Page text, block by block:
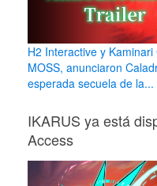
H2 Interactive y
MOSS, anunciaron
esperada secuela de la...
IKARUS ya está
Access